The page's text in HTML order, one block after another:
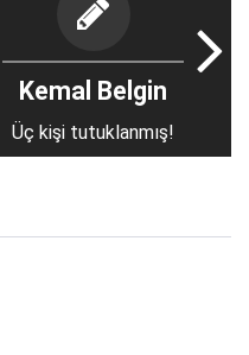
Kemal Belgin
Üç kişi tutuklanmış!